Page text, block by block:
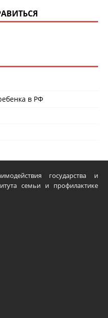
в РФ
государства и
семьи и профилактике